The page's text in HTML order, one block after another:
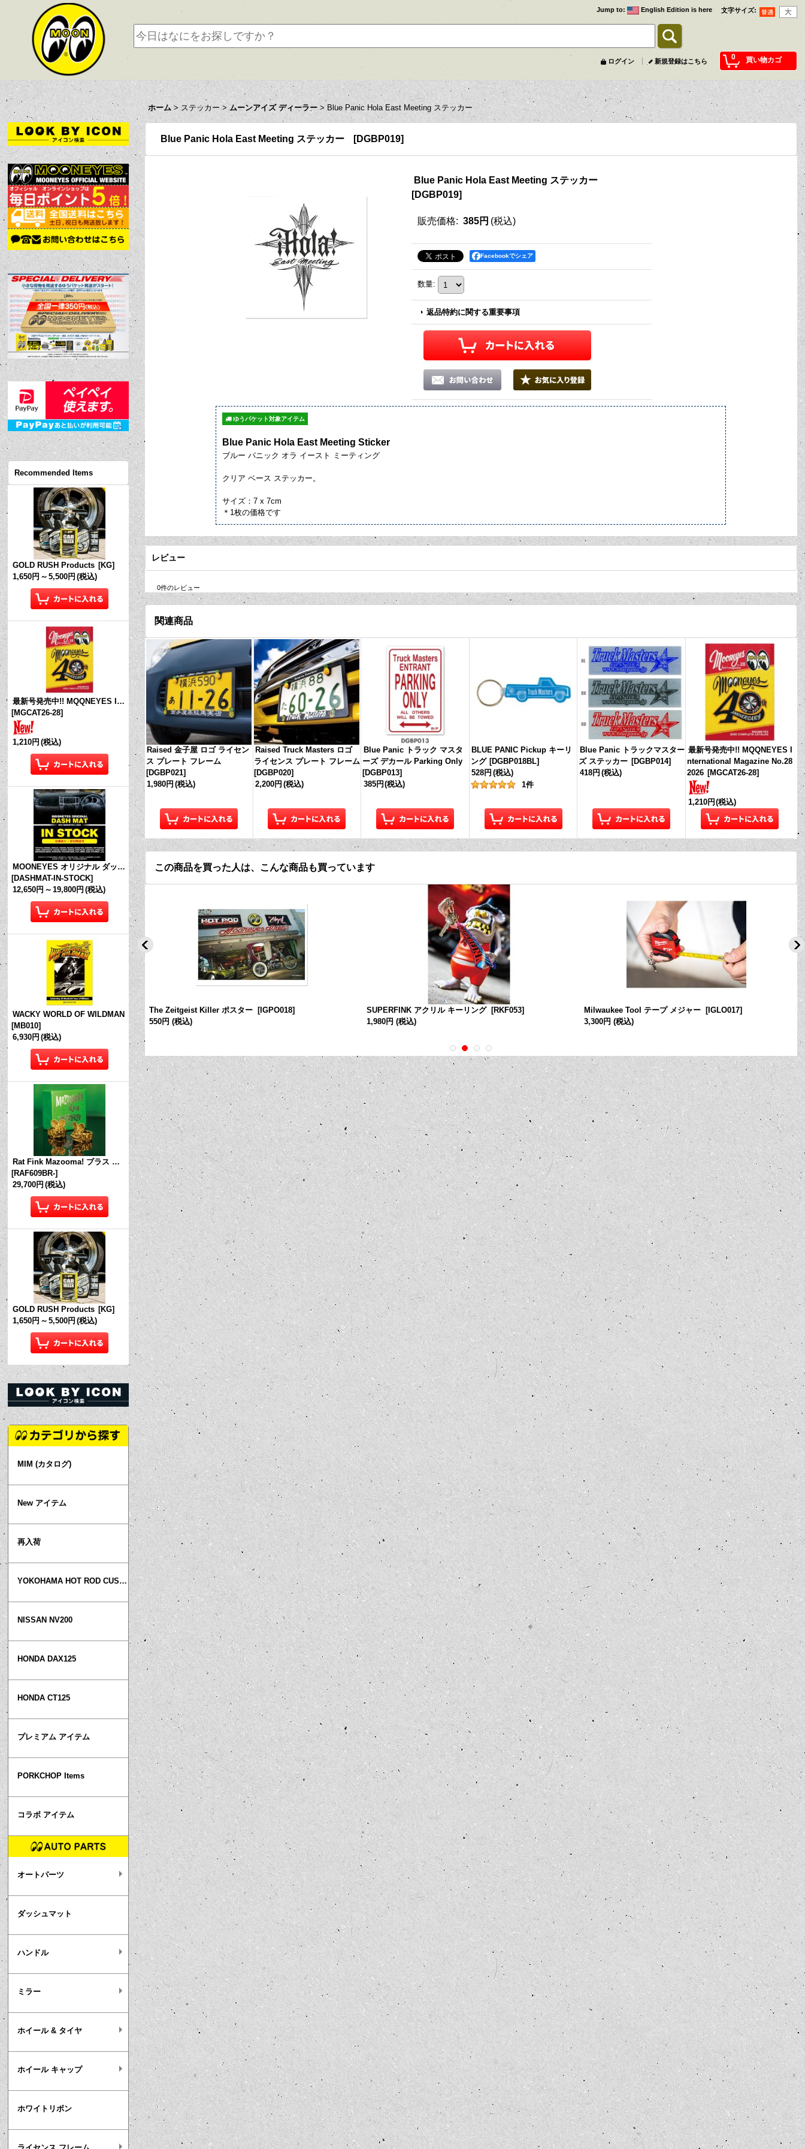
文字サイズ:
Jump to: English Edition is here
0 買い物カゴ
ログイン 新規登録はこちら
ホーム > ステッカー > ムーンアイズ ディーラー > Blue Panic Hola East Meeting ステッカー
Recommended Items
GOLD RUSH Products [KG]
1,650円 ～ 5,500円 (税込)
最新号発売中!! MQQNEYES International Magazine No.28 2026
[MGCAT26-28]
1,210円 (税込)
MOONEYES オリジナル ダッシュマット (in Stock!)
[DASHMAT-IN-STOCK]
12,650円 ～ 19,800円 (税込)
WACKY WORLD OF WILDMAN
[MB010]
6,930円 (税込)
Rat Fink Mazooma! ブラス リング
[RAF609BR-]
29,700円 (税込)
GOLD RUSH Products [KG]
1,650円 ～ 5,500円 (税込)
MIM (カタログ)
New アイテム
再入荷
YOKOHAMA HOT ROD CUSTOM SHOW
NISSAN NV200
HONDA DAX125
HONDA CT125
プレミアム アイテム
PORKCHOP Items
コラボ アイテム
オートパーツ
ダッシュマット
ハンドル
ミラー
ホイール & タイヤ
ホイール キャップ
ホワイトリボン
Blue Panic Hola East Meeting ステッカー [DGBP019]
Blue Panic Hola East Meeting ステッカー
[DGBP019]
販売価格: 385円 (税込)
Facebookでシェア
数量:
返品特約に関する重要事項
ゆうパケット対象アイテム
Blue Panic Hola East Meeting Sticker
ブルー パニック オラ イースト ミーティング
クリア ベース ステッカー。
サイズ：7 x 7cm
＊1枚の価格です
レビュー
0件のレビュー
関連商品
Raised 金子屋 ロゴ ライセン
ス プレート フレーム
[DGBP021]
1,980円 (税込)
Raised Truck Masters ロゴ
ライセンス プレート フレーム
[DGBP020]
2,200円 (税込)
Blue Panic トラック マスタ
ーズ デカール Parking Only
[DGBP013]
385円 (税込)
BLUE PANIC Pickup キーリ
ング [DGBP018BL]
528円 (税込)
1件
Blue Panic トラックマスター
ズ ステッカー [DGBP014]
418円 (税込)
最新号発売中!! MQQNEYES I
nternational Magazine No.28
2026 [MGCAT26-28]
1,210円 (税込)
この商品を買った人は、こんな商品も買っています
Frog x MOON Tシャツ (ホワイト) The Zeitgeist Killer ポスター [IGPO018]
550円 (税込)
SUPERFINK アクリル キーリング [RKF053]
1,980円 (税込)
Milwaukee Tool テープ メジャー [IGLO017]
3,300円 (税込)